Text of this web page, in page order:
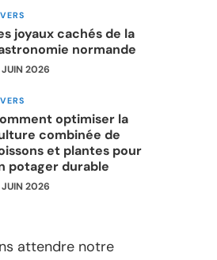
joyaux cachés de la
normande
JUIN 2026
optimiser la
combinée de
et plantes pour
potager durable
JUIN 2026
attendre notre